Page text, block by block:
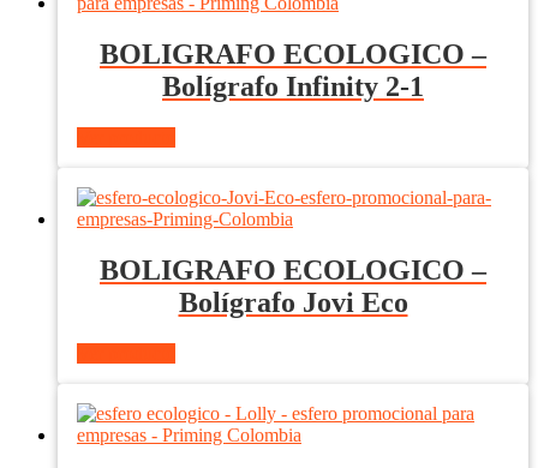
BOLIGRAFO ECOLOGICO –
Bolígrafo Infinity 2-1
BOLIGRAFO ECOLOGICO –
Bolígrafo Jovi Eco